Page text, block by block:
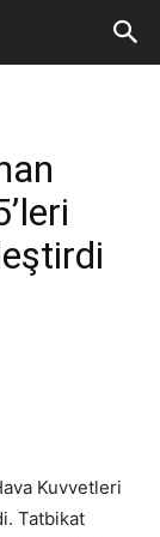
Kuvvetleri
Tatbikat